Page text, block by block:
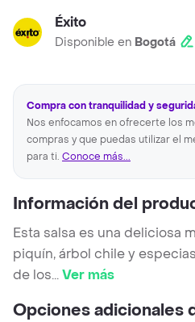
Éxito
Disponible en Bogotá
Compra con tranquilidad y
Nos enfocamos en ofrecerte los
compras y que puedas utilizar el
para ti. Conoce más...
Información del
Esta salsa es una deliciosa
piquín, árbol chile y
de los...Ver más
Opciones adicionales